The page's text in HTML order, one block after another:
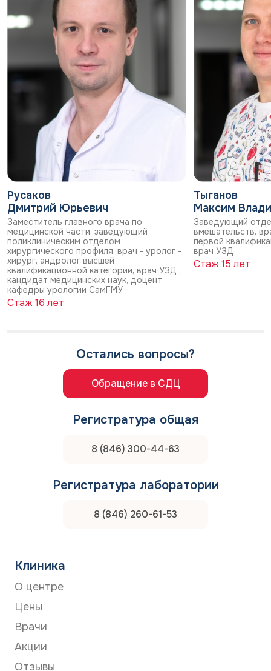
Русаков
Дмитрий Юрьевич
Заместитель главного врача по
медицинской части, заведующий
поликлиническим отделом
хирургического профиля, врач - уролог -
хирург, андролог высшей
квалификационной категории, врач УЗД ,
кандидат медицинских наук, доцент
кафедры урологии СамГМУ
Стаж 16 лет
Тыганов
Максим
Заведующий
вмешательств,
первой
врач УЗД
Стаж 15 лет
Остались вопросы?
Обращение в СДЦ
Регистратура общая
8 (846) 300-44-63
Регистратура лаборатории
8 (846) 260-61-53
Клиника
О центре
Цены
Врачи
Акции
Отзывы